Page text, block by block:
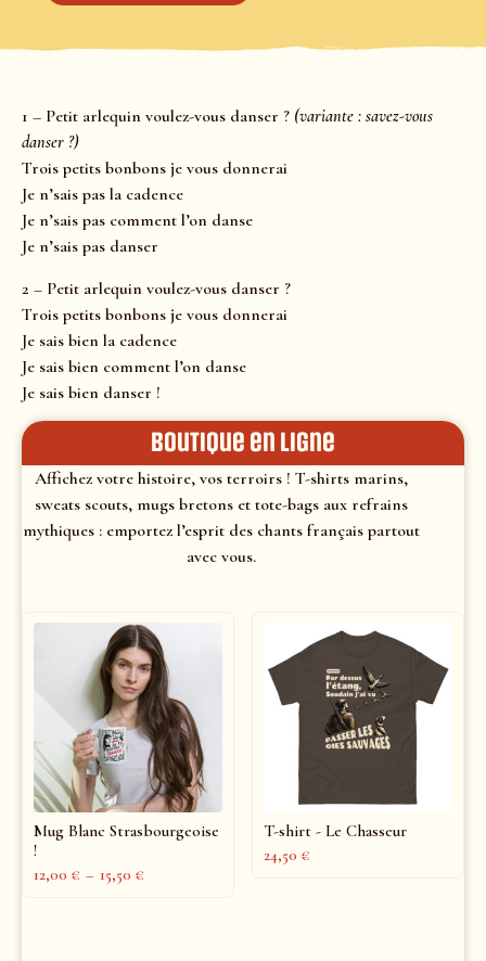
1 – Petit arlequin voulez-vous danser ? (variante : savez-vous
danser ?)
Trois petits bonbons je vous donnerai
Je n’sais pas la cadence
Je n’sais pas comment l’on danse
Je n’sais pas danser
2 – Petit arlequin voulez-vous danser ?
Trois petits bonbons je vous donnerai
Je sais bien la cadence
Je sais bien comment l’on danse
Je sais bien danser !
Boutique en ligne
Affichez votre histoire, vos terroirs ! T-shirts marins,
sweats scouts, mugs bretons et tote-bags aux refrains
mythiques : emportez l’esprit des chants français partout
avec vous.
Mug Blanc Strasbourgeoise
!
12,00 € – 15,50 €
T-shirt - Le Chasseur
24,50 €